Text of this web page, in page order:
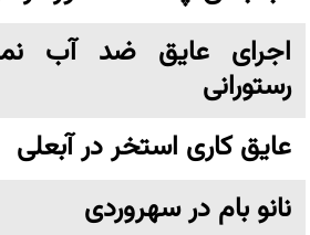
اجرای عایق ضد آب
رستورانی
عایق کاری استخر در آبعلی
نانو بام در سهروردی